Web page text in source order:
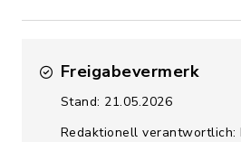
Freigabevermerk
Stand: 21.05.2026
Redaktionell verantwortlich: